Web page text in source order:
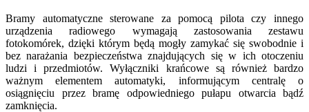
Bramy automatyczne sterowane za pomocą pilota czy innego
urządzenia radiowego wymagają zastosowania zestawu
fotokomórek, dzięki którym będą mogły zamykać się swobodnie i
bez narażania bezpieczeństwa znajdujących się w ich otoczeniu
ludzi i przedmiotów. Wyłączniki krańcowe są również bardzo
ważnym elementem automatyki, informującym centralę o
osiągnięciu przez bramę odpowiedniego pułapu otwarcia bądź
zamknięcia.